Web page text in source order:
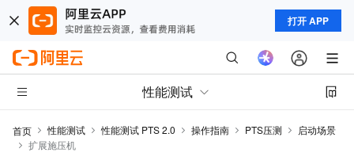
打开 APP
性能测试
首页 性能测试 性能测试 PTS 2.0 操作指南 PTS压测
启动场景
扩展施压机